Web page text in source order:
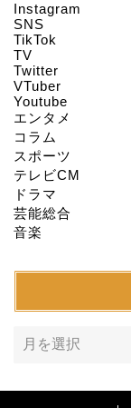
Instagram
SNS
TikTok
TV
Twitter
VTuber
Youtube
エンタメ
コラム
スポーツ
テレビCM
ドラマ
芸能総合
音楽